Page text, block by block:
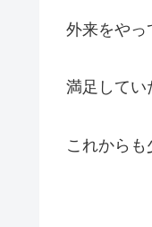
外来をやっ
満足してい
これからも